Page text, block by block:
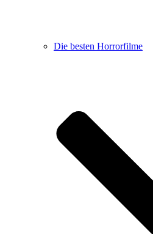
Die besten Horrorfilme